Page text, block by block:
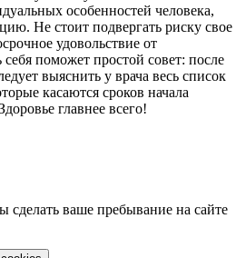
особенностей человека,
Не стоит подвергать риску свое
удовольствие от
себя поможет простой совет: после
выяснить у врача весь список
касаются сроков начала
главнее всего!
ваше пребывание на сайте